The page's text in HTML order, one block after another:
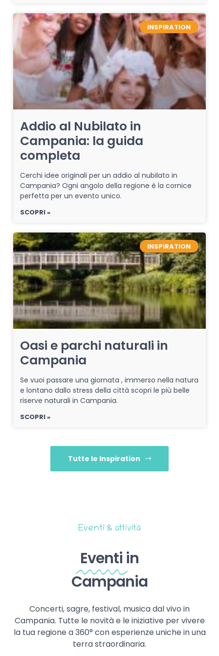
INSPIRATION
Addio al Nubilato in
Campania: la guida
completa
Cerchi idee originali per un addio al nubilato in
Campania? Ogni angolo della regione è la cornice
perfetta per un evento unico.
SCOPRI »
INSPIRATION
Oasi e parchi naturali in
Campania
Se vuoi passare una giornata , immerso nella natura
e lontano dallo stress della città scopri le più belle
riserve naturali in Campania.
SCOPRI »
Tutte le Inspiration
Eventi & attività
Eventi in
Campania
Concerti, sagre, festival, musica dal vivo in
Campania. Tutte le novità e le iniziative per vivere
la tua regione a 360° con esperienze uniche in una
terra straordinaria.